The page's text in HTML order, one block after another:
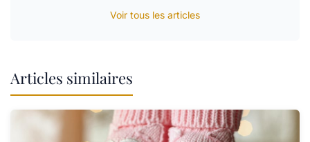
Voir tous les articles
Articles similaires